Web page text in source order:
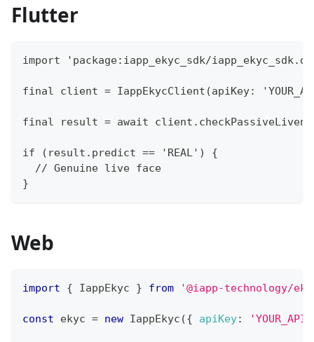
Flutter
import 'package:iapp_ekyc_sdk/
final client = IappEkycClient(apiKey:
final result = await
if (result.predict == 'REAL') {
  // Genuine live face
}
Web
import { IappEkyc } from '@iapp-technology/
const ekyc = new IappEkyc ({ apiKey: